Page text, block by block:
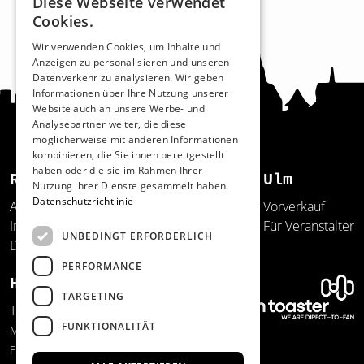
Recht und Ordnung
AGB
Impressum
Datenschutz
Ulm
Vorverkauf
Für Veranstalter
Hilfe und Support
Telefon: 0731/20641-150
Mo.-Do. 12:00-17:00 Uhr
Fr 09:00-13:00 Uhr
Cookies.
Wir verwenden Cookies, um Inhalte und
Anzeigen zu personalisieren und unseren
Datenverkehr zu analysieren. Wir geben
Informationen über Ihre Nutzung unserer
Website auch an unsere Werbe- und
Analysepartner weiter, die diese
möglicherweise mit anderen Informationen
kombinieren, die Sie ihnen bereitgestellt
haben oder die sie im Rahmen Ihrer
Nutzung ihrer Dienste gesammelt haben.
Datenschutzrichtlinie
UNBEDINGT ERFORDERLICH
PERFORMANCE
TARGETING
FUNKTIONALITÄT